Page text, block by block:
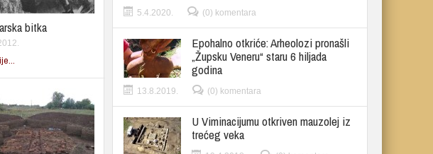
bitka
5.4.2020. (0) komentara
Epohalno otkriće: Arheolozi pronašli
„Župsku Veneru“ staru 6 hiljada
godina
13.8.2019. (0) komentara
U Viminacijumu otkriven mauzolej iz
trećeg veka